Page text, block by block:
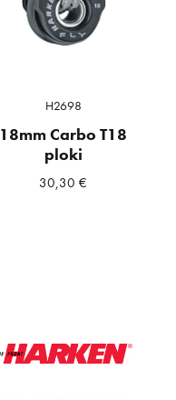
H2698
18mm Carbo T18
ploki
30,30€